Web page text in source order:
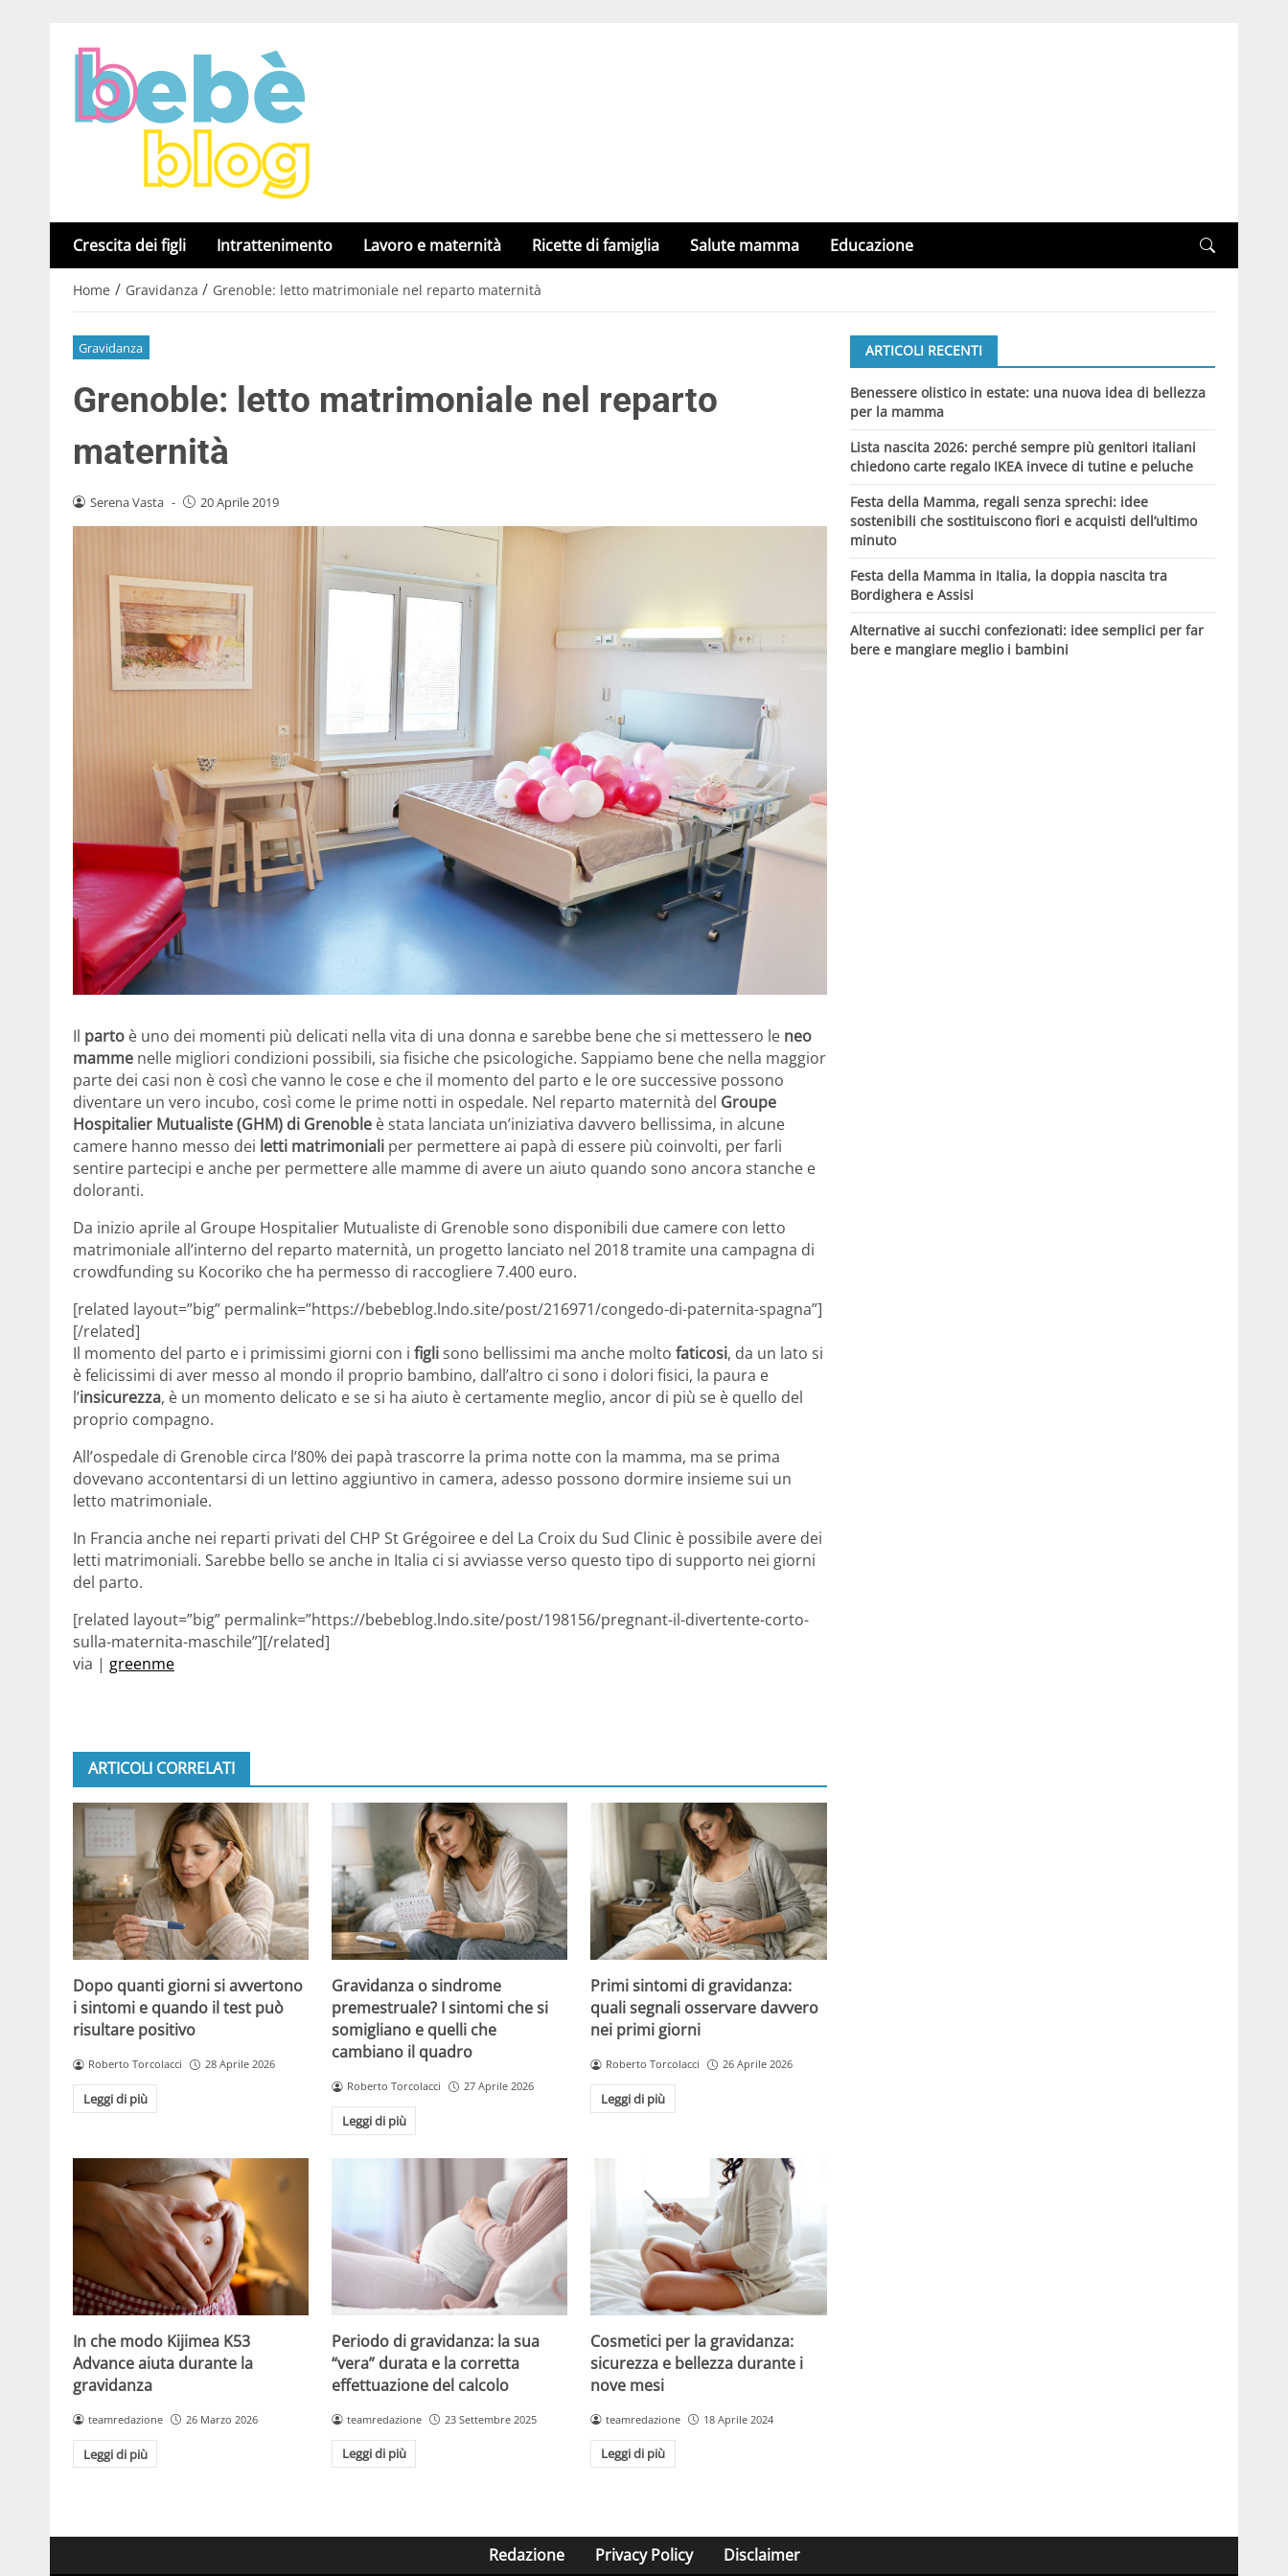
Crescita dei figli Intrattenimento Lavoro e maternità Ricette di famiglia Salute mamma Educazione
Home / Gravidanza / Grenoble: letto matrimoniale nel reparto maternità
Gravidanza
Grenoble: letto matrimoniale nel reparto
maternità
Serena Vasta - 20 Aprile 2019
Il parto è uno dei momenti più delicati nella vita di una donna e sarebbe bene che si mettessero le neo
mamme nelle migliori condizioni possibili, sia fisiche che psicologiche. Sappiamo bene che nella maggior
parte dei casi non è così che vanno le cose e che il momento del parto e le ore successive possono
diventare un vero incubo, così come le prime notti in ospedale. Nel reparto maternità del Groupe
Hospitalier Mutualiste (GHM) di Grenoble è stata lanciata un’iniziativa davvero bellissima, in alcune
camere hanno messo dei letti matrimoniali per permettere ai papà di essere più coinvolti, per farli
sentire partecipi e anche per permettere alle mamme di avere un aiuto quando sono ancora stanche e
doloranti.
Da inizio aprile al Groupe Hospitalier Mutualiste di Grenoble sono disponibili due camere con letto
matrimoniale all’interno del reparto maternità, un progetto lanciato nel 2018 tramite una campagna di
crowdfunding su Kocoriko che ha permesso di raccogliere 7.400 euro.
[related layout=”big” permalink=”https://bebeblog.lndo.site/post/216971/congedo-di-paternita-spagna”]
[/related]
Il momento del parto e i primissimi giorni con i figlisono bellissimi ma anche molto faticosi, da un lato si
è felicissimi di aver messo al mondo il proprio bambino, dall’altro ci sono i dolori fisici, la paura e
l’insicurezza, è un momento delicato e se si ha aiuto è certamente meglio, ancor di più se è quello del
proprio compagno.
All’ospedale di Grenoble circa l’80% dei papà trascorre la prima notte con la mamma, ma se prima
dovevano accontentarsi di un lettino aggiuntivo in camera, adesso possono dormire insieme sui un
letto matrimoniale.
In Francia anche nei reparti privati del CHP St Grégoiree e del La Croix du Sud Clinic è possibile avere dei
letti matrimoniali. Sarebbe bello se anche in Italia ci si avviasse verso questo tipo di supporto nei giorni
del parto.
[related layout=”big” permalink=”https://bebeblog.lndo.site/post/198156/pregnant-il-divertente-corto-
sulla-maternita-maschile”][/related]
via | greenme
ARTICOLI CORRELATI
Dopo quanti giorni si avvertono
i sintomi e quando il test può
risultare positivo
Roberto Torcolacci 28 Aprile 2026
Leggi di più
Gravidanza o sindrome
premestruale? I sintomi che si
somigliano e quelli che
cambiano il quadro
Roberto Torcolacci 27 Aprile 2026
Leggi di più
Primi sintomi di gravidanza:
quali segnali osservare davvero
nei primi giorni
Roberto Torcolacci 26 Aprile 2026
Leggi di più
In che modo Kijimea K53
Advance aiuta durante la
gravidanza
teamredazione 26 Marzo 2026
Leggi di più
Periodo di gravidanza: la sua
“vera” durata e la corretta
effettuazione del calcolo
teamredazione 23 Settembre 2025
Leggi di più
Cosmetici per la gravidanza:
sicurezza e bellezza durante i
nove mesi
teamredazione 18 Aprile 2024
Leggi di più
ARTICOLI RECENTI
Benessere olistico in estate: una nuova idea di bellezza
per la mamma
Lista nascita 2026: perché sempre più genitori italiani
chiedono carte regalo IKEA invece di tutine e peluche
Festa della Mamma, regali senza sprechi: idee
sostenibili che sostituiscono fiori e acquisti dell’ultimo
minuto
Festa della Mamma in Italia, la doppia nascita tra
Bordighera e Assisi
Alternative ai succhi confezionati: idee semplici per far
bere e mangiare meglio i bambini
Redazione Privacy Policy Disclaimer